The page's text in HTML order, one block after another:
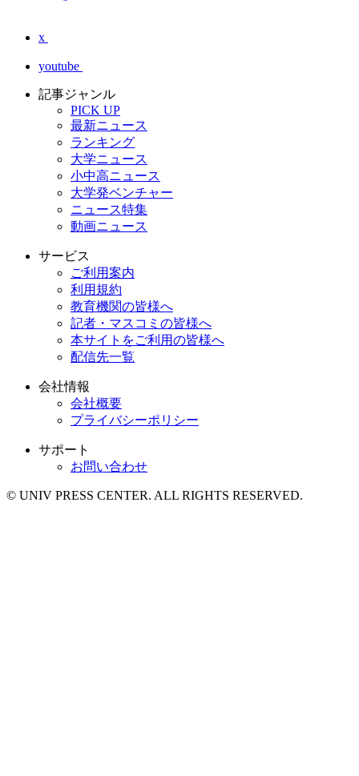
x
youtube
記事ジャンル
PICK UP
最新ニュース
ランキング
大学ニュース
小中高ニュース
大学発ベンチャー
ニュース特集
動画ニュース
サービス
ご利用案内
利用規約
教育機関の皆様へ
記者・マスコミの皆様へ
本サイトをご利用の皆様へ
配信先一覧
会社情報
会社概要
プライバシーポリシー
サポート
お問い合わせ
© UNIV PRESS CENTER. ALL RIGHTS RESERVED.